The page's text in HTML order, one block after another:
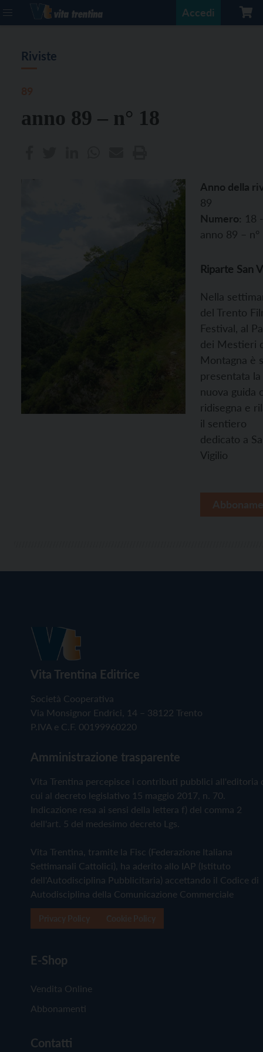
Accedi
Riviste
anno 89 – n° 18
Anno della
89
Numero: 18 -
anno 89 – n°
Riparte San
Nella
del Trento
Festival, al
dei Mestieri
Montagna è
presentata la
nuova guida
ridisegna e
il sentiero
dedicato a
Vigilio
Vita Trentina Editrice
Società Cooperativa
Via Monsignor Endrici, 14 – 38122 Trento
P.IVA e C.F. 00199960220
Amministrazione trasparente
Vita Trentina percepisce i contributi pubblici all'editoria
cui al decreto legislativo 15 maggio 2017, n. 70.
Indicazione resa ai sensi della lettera f) del comma 2
dell'art. 5 del medesimo decreto Lgs.
Vita Trentina, tramite la Fisc (Federazione Italiana
Settimanali Cattolici), ha aderito allo IAP (Istituto
dell'Autodisciplina Pubblicitaria) accettando il Codice di
Autodisciplina della Comunicazione Commerciale
E-Shop
Vendita Online
Abbonamenti
Contatti